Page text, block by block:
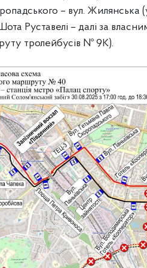
– вул. Жилянська
Руставелі – далі за
тролейбусів № 9К).